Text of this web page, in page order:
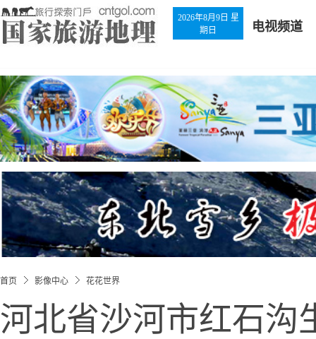
2026年8月9日 星
期日
电视频道
首页 影像中心 花花世界
河北省沙河市红石沟